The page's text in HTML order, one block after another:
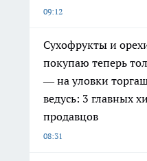
09:12
Сухофрукты и
покупаю теперь
— на уловки
ведусь: 3 главных
продавцов
08:31